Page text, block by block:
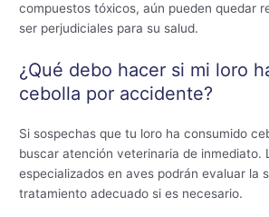
compuestos tóxicos, aún pueden quedar
ser perjudiciales para su salud.
¿Qué debo hacer si mi loro
cebolla por accidente?
Si sospechas que tu loro ha consumido
buscar atención veterinaria de inmediato.
especializados en aves podrán evaluar la
tratamiento adecuado si es necesario.